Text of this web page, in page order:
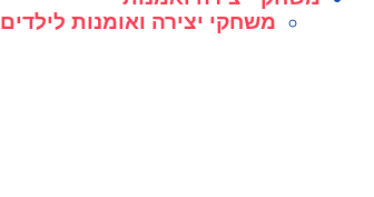
משחקי יצירה ואומנות לילדים